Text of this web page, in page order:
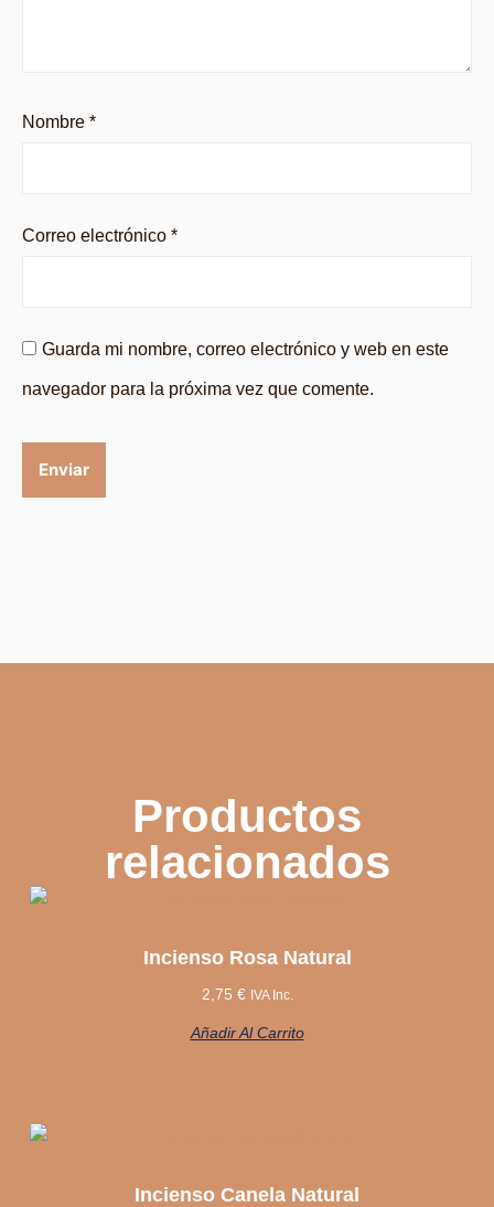
Nombre *
Correo electrónico *
Guarda mi nombre, correo electrónico y web en este
navegador para la próxima vez que comente.
Productos
relacionados
Incienso Rosa Natural
2,75 € IVA Inc.
Añadir Al Carrito
Incienso Canela Natural